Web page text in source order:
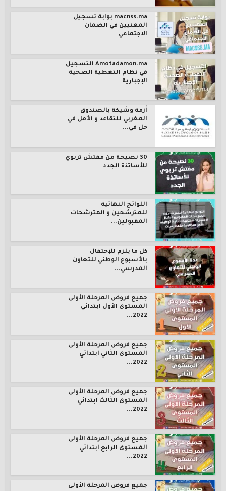
macnss.ma بوابة تسجيل
المهنيين في الضمان
الاجتماعي
Amotadamon.ma التسجيل
في نظام التغطية الصحية
الإجبارية
أزمة وشيكة بالصندوق
المغربي للتقاعد و الأمل في
حل في...
30 نصيحة من مفتش تربوي
للأساتذة الجدد
اللوائح النهائية
للمترشحين و المترشحات
المقبولين...
كل ما يلزم للإحتفال
بالأسبوع الوطني للتعاون
المدرسي...
جميع فروض المرحلة الأولى
المستوى الأول ابتدائي
2022...
جميع فروض المرحلة الأولى
المستوى الثاني ابتدائي
2022...
جميع فروض المرحلة الأولى
المستوى الثالث ابتدائي
2022...
جميع فروض المرحلة الأولى
المستوى الرابع ابتدائي
2022...
جميع فروض المرحلة الأولى